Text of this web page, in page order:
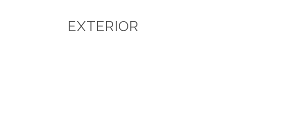
EXTERIOR